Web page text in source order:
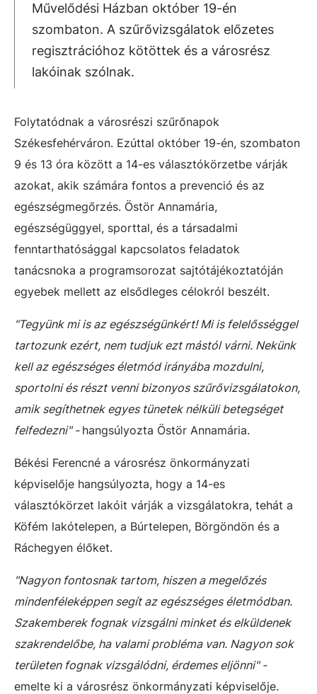
Művelődési Házban október 19-én
szombaton. A szűrővizsgálatok előzetes
regisztrációhoz kötöttek és a városrész
lakóinak szólnak.
Folytatódnak a városrészi szűrőnapok
Székesfehérváron. Ezúttal október 19-én, szombaton
9 és 13 óra között a 14-es választókörzetbe várják
azokat, akik számára fontos a prevenció és az
egészségmegőrzés. Östör Annamária,
egészségüggyel, sporttal, és a társadalmi
fenntarthatósággal kapcsolatos feladatok
tanácsnoka a programsorozat sajtótájékoztatóján
egyebek mellett az elsődleges célokról beszélt.
"Tegyünk mi is az egészségünkért! Mi is felelősséggel
tartozunk ezért, nem tudjuk ezt mástól várni. Nekünk
kell az egészséges életmód irányába mozdulni,
sportolni és részt venni bizonyos szűrővizsgálatokon,
amik segíthetnek egyes tünetek nélküli betegséget
felfedezni" - hangsúlyozta Östör Annamária.
Békési Ferencné a városrész önkormányzati
képviselője hangsúlyozta, hogy a 14-es
választókörzet lakóit várják a vizsgálatokra, tehát a
Köfém lakótelepen, a Búrtelepen, Börgöndön és a
Ráchegyen élőket.
"Nagyon fontosnak tartom, hiszen a megelőzés
mindenféleképpen segít az egészséges életmódban.
Szakemberek fognak vizsgálni minket és elküldenek
szakrendelőbe, ha valami probléma van. Nagyon sok
területen fognak vizsgálódni, érdemes eljönni" -
emelte ki a városrész önkormányzati képviselője.